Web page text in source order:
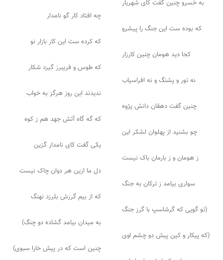
به خسرو چنین گفت کای شهریار
چه افتاد کار گو نامدار
که بوده ست این جنگ را پیشرو
که کرده ست این کار بازار نو
کجا دید هومان چنین کارزار
که طوس و فریبرز گیرد شکار
نه تور و پشنگ و نه افراسیاب
ندیدند این روز هرگز به خواب
چنین گفت دهقان دانش پژوه
که گه گاه آتش جهد هم ز کوه
چو بشنید از پهلوان لشکر این
یکی گفت کای نامدار گزین
ز هومان و ز بارمان باک نیست
دل ما ازین هر دوان چاک نیست
سواری بیامد ز ترکان به جنگ
که از بیم گرزش بلرزد نهنگ
(تو گویی که گرشاسپ با گرز جنگ
به میدان بیامد گشاده دو چنگ)
(که پیکار و کین پیش دو چشم اوی
چنین است که در پیش خارا سبوی)